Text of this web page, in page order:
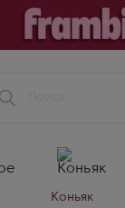
Коньяк